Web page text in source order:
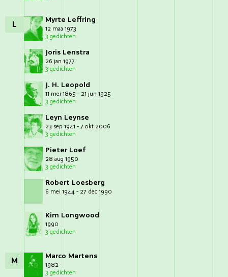
L Myrte Leffring
12 maa 1973
3 gedichten
Joris Lenstra
26 jan 1977
3 gedichten
J. H. Leopold
11 mei 1865 - 21 jun 1925
3 gedichten
Leyn Leynse
23 sep 1941 - 7 okt 2006
3 gedichten
Pieter Loef
28 aug 1950
3 gedichten
Robert Loesberg
6 mei 1944 - 27 dec 1990
Kim Longwood
1990
3 gedichten
M Marco Martens
1982
3 gedichten